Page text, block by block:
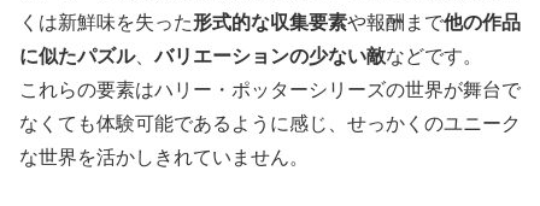
くは新鮮味を失った形式的な収集要素や報酬まで他の作品
に似たパズル、バリエーションの少ない敵などです。
これらの要素はハリー・ポッターシリーズの世界が舞台で
なくても体験可能であるように感じ、せっかくのユニーク
な世界を活かしきれていません。